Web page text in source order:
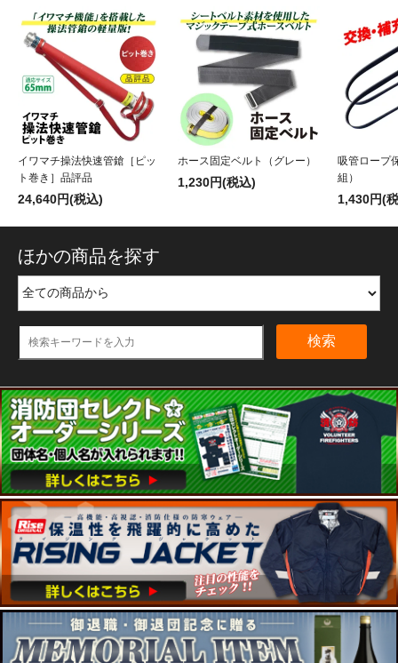
イワマチ操法快速管鎗［ピッ
ト巻き］品評品
24,640円(税込)
ホース固定ベルト（グレー）
1,230円(税込)
吸管ロープ
組）
1,430円(
ほかの商品を探す
検索